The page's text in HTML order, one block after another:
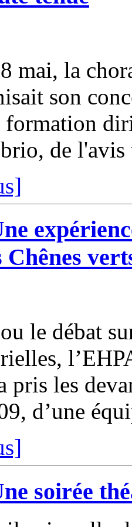
mai, la
son
de
le débat
les
d’une
soirée